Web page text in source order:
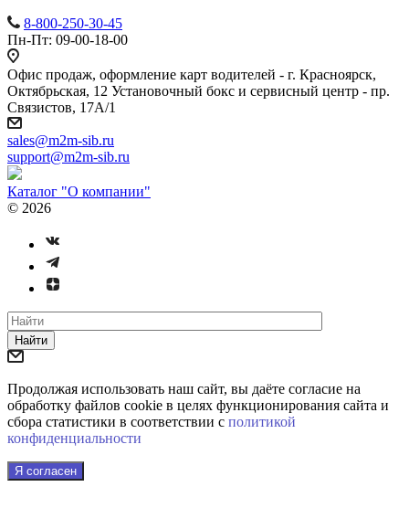
8-800-250-30-45
Пн-Пт: 09-00-18-00
Офис продаж, оформление карт водителей - г. Красноярск,
Октябрьская, 12 Установочный бокс и сервисный центр - пр.
Связистов, 17А/1
sales@m2m-sib.ru
support@m2m-sib.ru
Каталог "О компании"
© 2026
Найти
Продолжая использовать наш сайт, вы даёте согласие на
обработку файлов cookie в целях функционирования сайта и
сбора статистики в соответствии с политикой
конфиденциальности
Я согласен